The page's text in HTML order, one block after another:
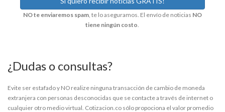
NO te enviaremos spam, te lo aseguramos. El envío de noticias NO
tiene ningún costo
¿Dudas o consultas?
Evite ser estafado y NO realize ninguna transacción de cambio de moneda
extranjera con personas desconocidas que se contacte a través de internet o
cualquier otro medio virtual. Cotizacion.co sólo propociona el valor promedio